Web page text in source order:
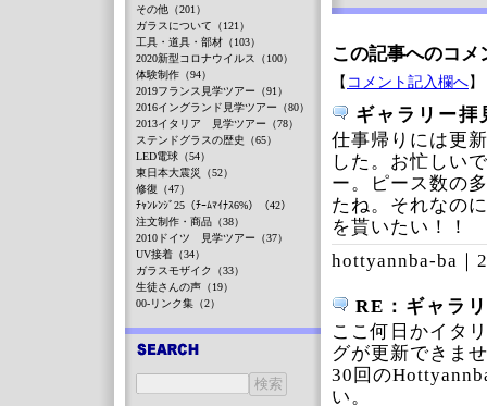
この記事へのコメ
【 コメント記入欄へ】
ギャラリー拝
仕事帰りには更
した。お忙しい
ー。ピース数の
たね。それなの
を貰いたい！！
hottyannba-ba｜
RE：ギャラ
ここ何日かイタ
グが更新できま
30回の
い。
その他（201）
ガラスについて（121）
工具・道具・部材（103）
2020新型コロナウイルス（100）
体験制作（94）
2019フランス見学ツアー（91）
2016イングランド見学ツアー（80）
2013イタリア 見学ツアー（78）
ステンドグラスの歴史（65）
LED電球（54）
東日本大震災（52）
修復（47）
ﾁｬﾝﾚﾝｼﾞ25（ﾁｰﾑﾏｲﾅｽ6%）（42）
注文制作・商品（38）
2010ドイツ 見学ツアー（37）
UV接着（34）
ガラスモザイク（33）
生徒さんの声（19）
00-リンク集（2）